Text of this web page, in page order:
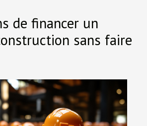
de financer un
sans faire